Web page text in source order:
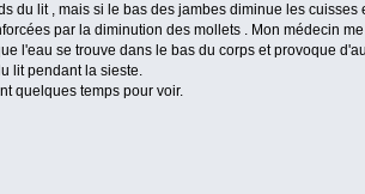
du lit , mais si le bas des jambes diminue les cuisses
par la diminution des mollets . Mon médecin
l'eau se trouve dans le bas du corps et provoque
lit pendant la sieste.
quelques temps pour voir.